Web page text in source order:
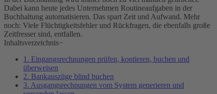
Dabei kann heute jedes Unternehmen Routineaufgaben in der
Buchhaltung automatisieren. Das spart Zeit und Aufwand. Mehr
noch: Viele Flüchtigkeitsfehler und Rückfragen, die ebenfalls große
Zeitfresser sind, entfallen.
Inhaltsverzeichnis−
1. Eingangsrechnungen prüfen, kontieren, buchen und
überweisen
2. Bankauszüge blind buchen
3. Ausgangsrechnungen vom System generieren und